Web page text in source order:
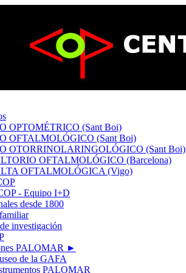
OPTOMÉTRICO (Sant Boi)
OFTALMOLÓGICO (Sant Boi)
OTORRINOLARINGOLÓGICO (Sant Boi)
OFTALMOLÓGICO (Barcelona)
OFTALMOLÓGICA (Vigo)
- Equipo I+D
desde 1800
investigación
PALOMAR ►
de la GAFA
PALOMAR